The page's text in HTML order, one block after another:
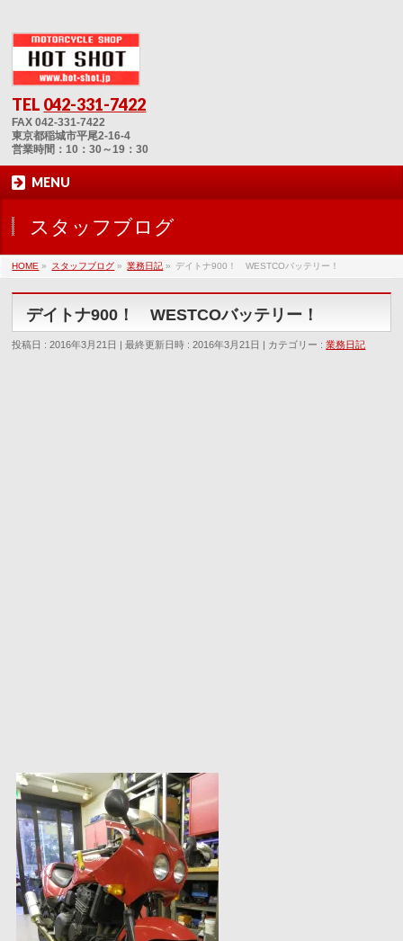
TEL 042-331-7422
FAX 042-331-7422
東京都稲城市平尾2-16-4
営業時間：10：30～19：30
MENU
スタッフブログ
HOME » スタッフブログ » 業務日記 » デイトナ900！ WESTCOバッテリー！
デイトナ900！ WESTCOバッテリー！
投稿日 : 2016年3月21日 最終更新日時 : 2016年3月21日 カテゴリー :業務日記